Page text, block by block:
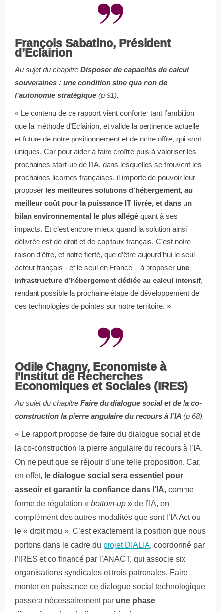
François Sabatino, Président
d’Eclairion
Au sujet du chapitre Disposer de capacités de calcul
souveraines : une condition sine qua non de
l'autonomie stratégique (p 91).
« Le contenu de ce rapport vient conforter tant l’ambition
que la méthode d’Eclairion, et valide la pertinence actuelle
et future de notre positionnement et de notre offre, qui sont
uniques. Car pour aider à faire croître puis à valoriser les
prochaines start-up de l’IA, dans lesquelles se trouvent les
prochaines licornes françaises, il importe de pouvoir leur
proposer les meilleures solutions d’hébergement, au
meilleur coût pour la puissance IT livrée, et dans un
bilan environnemental le plus allégé quant à ses
impacts. Et c’est encore mieux quand la solution ainsi
délivrée est de droit et de capitaux français. C’est notre
raison d’être, et notre fierté, que d’être aujourd’hui le seul
acteur français - et le seul en France – à proposer une
infrastructure d’hébergement dédiée au calcul intensif,
rendant possible la prochaine étape de développement de
ces technologies de pointes sur notre territoire. »
Odile Chagny, Economiste à
l'Institut de Recherches
Economiques et Sociales (IRES)
Au sujet du chapitre Faire du dialogue social et de la co-
construction la pierre angulaire du recours à l’IA (p 68).
« Le rapport propose de faire du dialogue social et de
la co-construction la pierre angulaire du recours à l’IA.
On ne peut que se réjouir d’une telle proposition. Car,
en effet, le dialogue social sera essentiel pour
asseoir et garantir la confiance dans l’IA, comme
forme de régulation « bottom-up » de l’IA, en
complément des autres modalités que sont l’IA Act ou
le « droit mou ». C’est exactement la position que nous
portons dans le cadre du projet DIALIA, coordonné par
l’IRES et co financé par l’ANACT, qui associe six
organisations syndicales et trois patronales. Faire
monter en puissance ce dialogue social technologique
passera nécessairement par une phase